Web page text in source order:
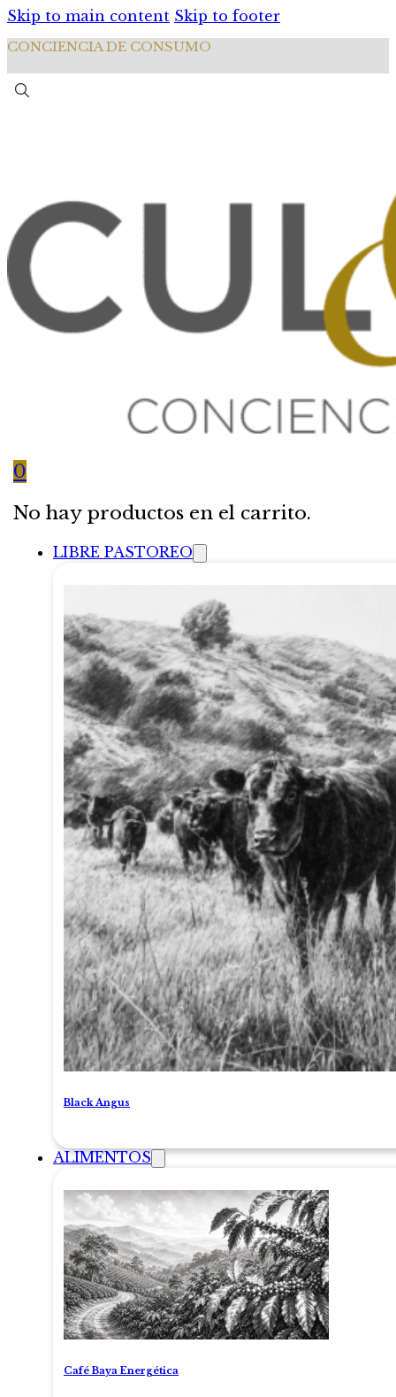
Skip to main content Skip to footer
CONCIENCIA DE CONSUMO
0
No hay productos en el carrito.
LIBRE PASTOREO
Black Angus
ALIMENTOS
Café Baya Energética